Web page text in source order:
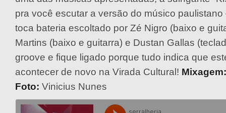
pra você escutar a versão do músico
toca bateria escoltado por Zé Nigro (baixo e
Martins (baixo e guitarra) e Dustan Gallas
groove e fique ligado porque tudo indica que
acontecer de novo na Virada Cultural! Mixagem:
Foto: Vinicius Nunes